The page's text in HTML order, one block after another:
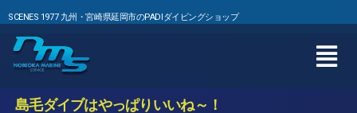
SCENES 1977 九州・宮崎県延岡市のPADIダイビングショップ
島毛ダイブはやっぱりいいね～！